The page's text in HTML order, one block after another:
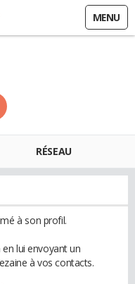
MENU
RÉSEAU
à son profil.
lui envoyant un
à vos contacts.